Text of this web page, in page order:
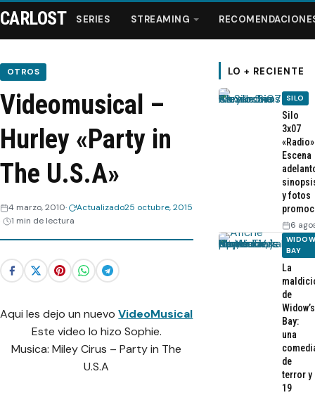
Series
Streaming
Recomendaciones
Videos
Webisodios
CARLOST SERIES STREAMING
OTROS
Videomusical –
Hurley «Party in
The U.S.A»
4 marzo, 2010 Actualizado25 octubre, 2015
1 min de lectura
Aqui les dejo un nuevoVideoMusical
Este video lo hizo Sophie.
Musica: Miley Cirus – Party in The
U.S.A
LO + RECIENTE
SILO
Silo
3x07
Escena
y fotos
6
BAY
La
de
Widow’s
Bay:
una
de
terror y
19